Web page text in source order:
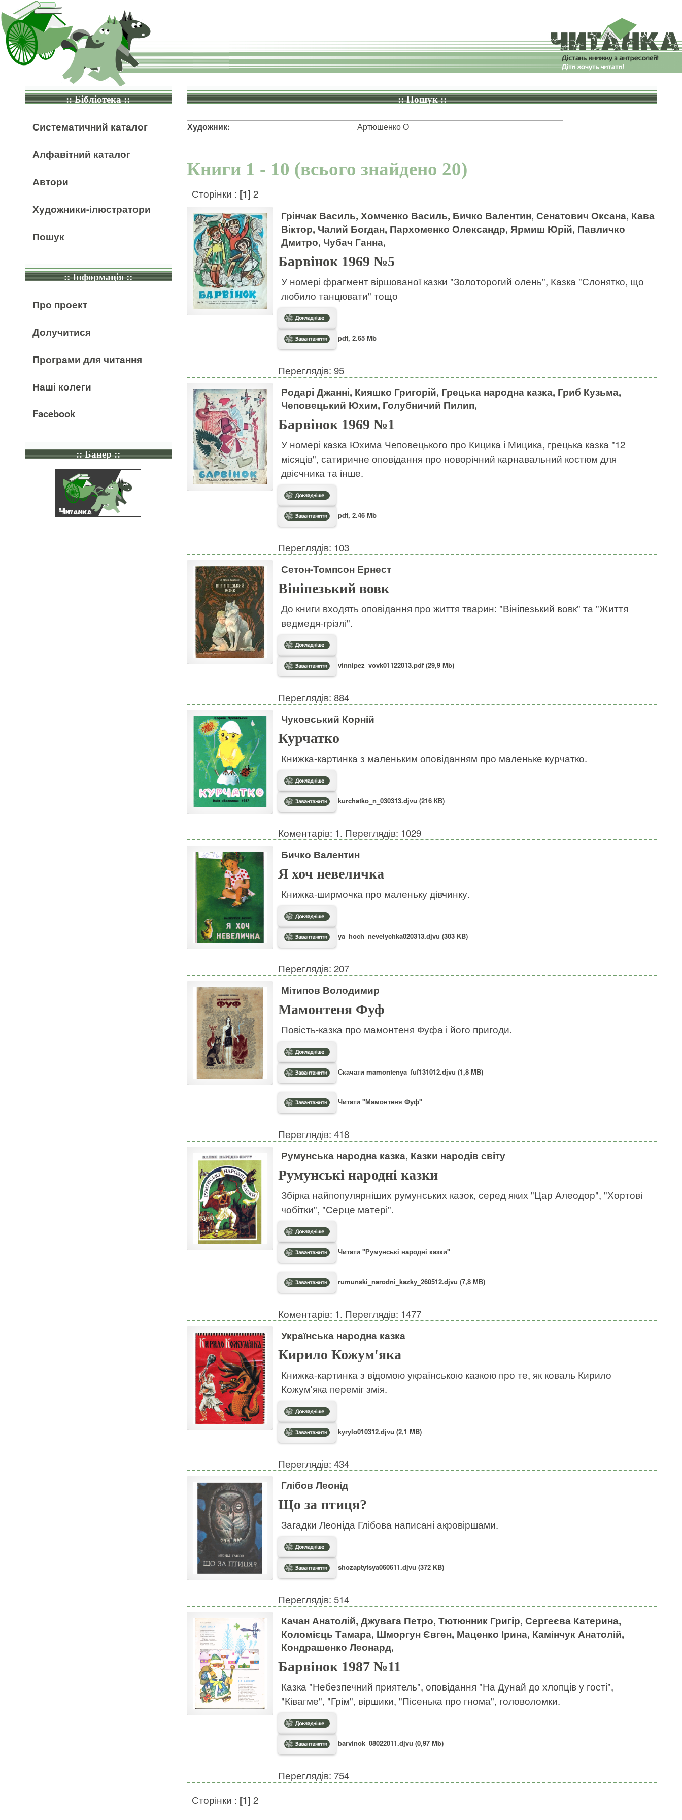
:: Бібліотека ::
Систематичний каталог
Алфавітний каталог
Автори
Художники-ілюстратори
Пошук
:: Інформація ::
Про проект
Долучитися
Програми для читання
Наші колеги
Facebook
:: Банер ::
:: Пошук ::
Художник: Артюшенко О
Книги 1 - 10 (всього знайдено 20)
Сторінки : [1] 2
Грінчак Василь, Хомченко Василь, Бичко Валентин, Сенатович Оксана, Кава
Віктор, Чалий Богдан, Пархоменко Олександр, Ярмиш Юрій, Павличко
Дмитро, Чубач Ганна,
Барвінок 1969 №5
У номері фрагмент віршованої казки "Золоторогий олень", Казка "Слонятко, що
любило танцювати" тощо
pdf, 2.65 Mb
Переглядів: 95
Родарі Джанні, Кияшко Григорій, Грецька народна казка, Гриб Кузьма,
Чеповецький Юхим, Голубничий Пилип,
Барвінок 1969 №1
У номері казка Юхима Чеповецького про Кицика і Мицика, грецька казка "12
місяців", сатиричне оповідання про новорічний карнавальний костюм для
двієчника та інше.
pdf, 2.46 Mb
Переглядів: 103
Сетон-Томпсон Ернест
Вініпезький вовк
До книги входять оповідання про життя тварин: "Вініпезький вовк" та "Життя
ведмедя-грізлі".
vinnipez_vovk01122013.pdf (29,9 Mb)
Переглядів: 884
Чуковський Корній
Курчатко
Книжка-картинка з маленьким оповіданням про маленьке курчатко.
kurchatko_n_030313.djvu (216 КВ)
Коментарів: 1. Переглядів: 1029
Бичко Валентин
Я хоч невеличка
Книжка-ширмочка про маленьку дівчинку.
ya_hoch_nevelychka020313.djvu (303 KB)
Переглядів: 207
Мітипов Володимир
Мамонтеня Фуф
Повість-казка про мамонтеня Фуфа і його пригоди.
Скачати mamontenya_fuf131012.djvu (1,8 MB)
Читати "Мамонтеня Фуф"
Переглядів: 418
Румунська народна казка, Казки народів світу
Румунські народні казки
Збірка найпопулярніших румунських казок, серед яких "Цар Алеодор", "Хортові
чобітки", "Серце матері".
Читати "Румунські народні казки"
rumunski_narodni_kazky_260512.djvu (7,8 МВ)
Коментарів: 1. Переглядів: 1477
Українська народна казка
Кирило Кожум'яка
Книжка-картинка з відомою українською казкою про те, як коваль Кирило
Кожум'яка переміг змія.
kyrylo010312.djvu (2,1 MB)
Переглядів: 434
Глібов Леонід
Що за птиця?
Загадки Леоніда Глібова написані акровіршами.
shozaptytsya060611.djvu (372 KB)
Переглядів: 514
Качан Анатолій, Джувага Петро, Тютюнник Григір, Сергеєва Катерина,
Коломієць Тамара, Шморгун Євген, Маценко Ірина, Камінчук Анатолій,
Кондрашенко Леонард,
Барвінок 1987 №11
Казка "Небезпечний приятель", оповідання "На Дунай до хлопців у гості",
"Ківагме", "Грім", віршики, "Пісенька про гнома", головоломки.
barvinok_08022011.djvu (0,97 Mb)
Переглядів: 754
Сторінки : [1] 2